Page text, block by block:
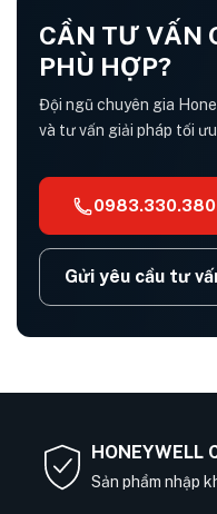
CẦN TƯ VẤN
PHÙ HỢP?
Đội ngũ chuyên gia
và tư vấn giải pháp tối
0983.330.380
Gửi yêu cầu tư
HONEYWELL
Sản phẩm nhập